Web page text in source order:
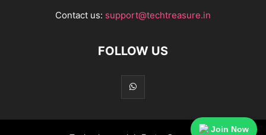
Contact us: support@techtreasure.in
FOLLOW US
Join Now